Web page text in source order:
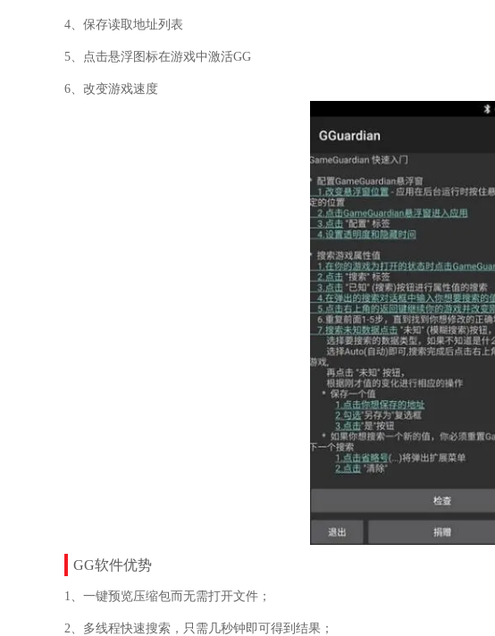
4、保存读取地址列表
5、点击悬浮图标在游戏中激活GG
6、改变游戏速度
GG软件优势
1、一键预览压缩包而无需打开文件；
2、多线程快速搜索，只需几秒钟即可得到结果；